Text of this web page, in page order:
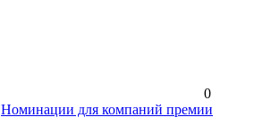
0
Номинации для компаний премии